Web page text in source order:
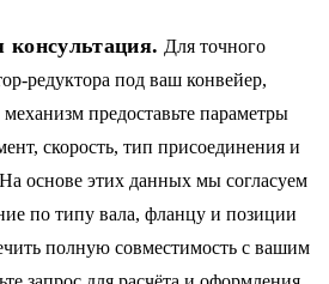
консультация. Для точного
редуктора под ваш конвейер,
предоставьте параметры
скорость, тип присоединения и
основе этих данных мы согласуем
по типу вала, фланцу и позиции
полную совместимость с вашим